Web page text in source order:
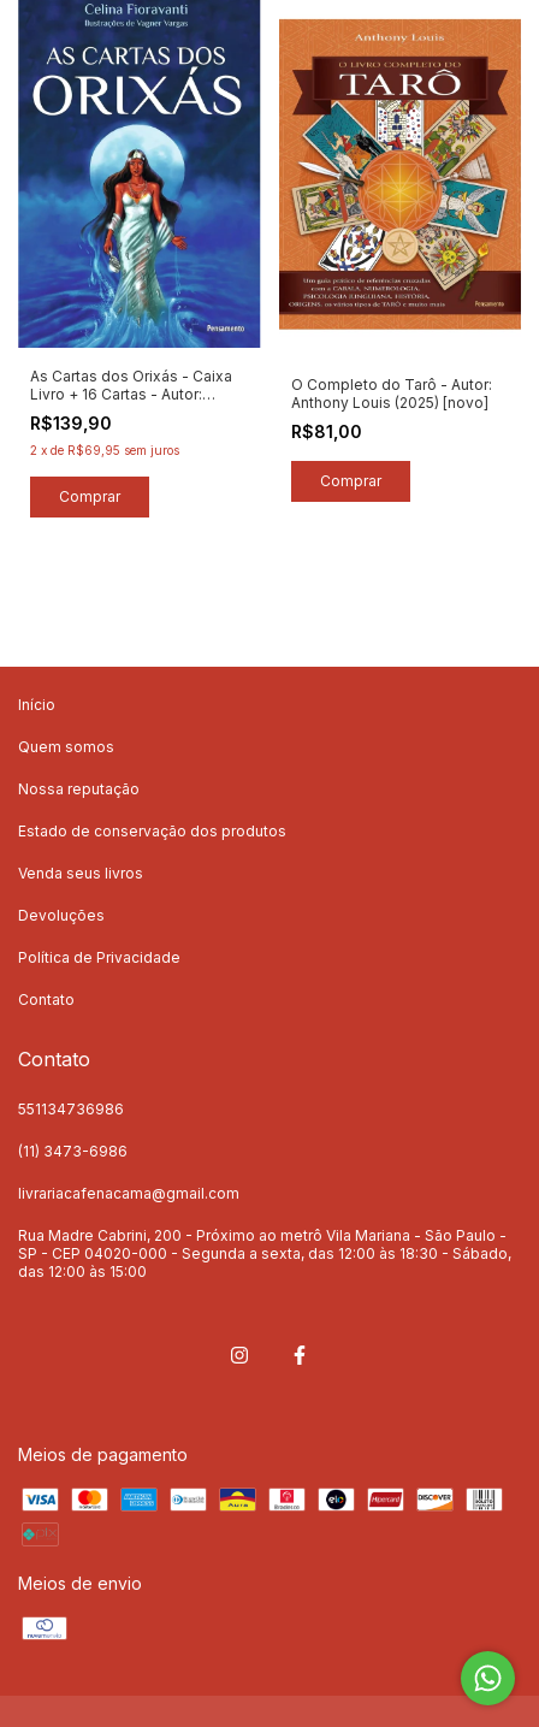
As Cartas dos Orixás - Caixa
Livro + 16 Cartas - Autor:
Celina Fioravanti (2023) [novo]
R$139,90
2 x de R$69,95 sem juros
O Completo do Tarô - Autor:
Anthony Louis (2025) [novo]
R$81,00
Início
Quem somos
Nossa reputação
Estado de conservação dos produtos
Venda seus livros
Devoluções
Política de Privacidade
Contato
Contato
551134736986
(11) 3473-6986
livrariacafenacama@gmail.com
Rua Madre Cabrini, 200 - Próximo ao metrô Vila Mariana - São Paulo -
SP - CEP 04020-000 - Segunda a sexta, das 12:00 às 18:30 - Sábado,
das 12:00 às 15:00
Meios de pagamento
Meios de envio